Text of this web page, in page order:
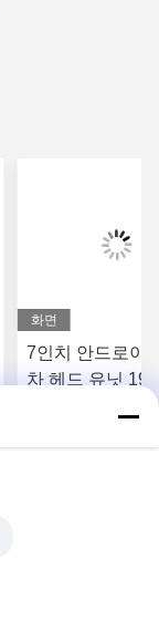
화면
7인치 안드로이
차 헤드 유닛
크라이슬러 / 도